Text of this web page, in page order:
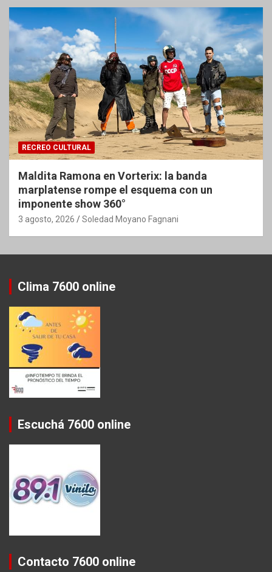
RECREO CULTURAL
Maldita Ramona en Vorterix: la banda
marplatense rompe el esquema con un
imponente show 360°
3 agosto, 2026 Soledad Moyano Fagnani
Clima 7600 online
Escuchá 7600 online
Contacto 7600 online